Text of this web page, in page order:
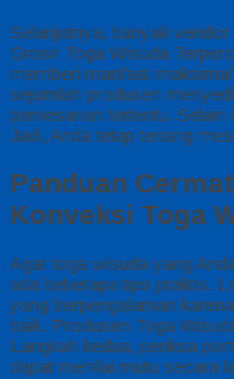
Selanjutnya, banyak
Grosir Toga Wisuda
memberi manfaat
sejumlah produsen
pemesanan tertentu. Selain
Jadi, Anda tetap tenang
Panduan
Konveksi Toga
Agar toga wisuda yang
ada beberapa tips praktis.
yang berpengalaman
baik. Produsen Toga
Langkah kedua, periksa
dapat menilai mutu secara